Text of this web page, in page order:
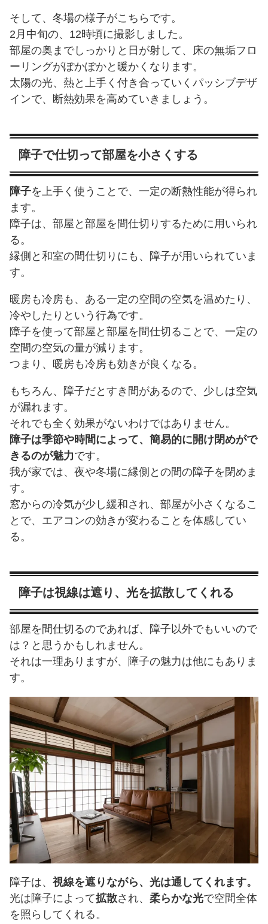
そして、冬場の様子がこちらです。
2月中旬の、12時頃に撮影しました。
部屋の奥までしっかりと日が射して、床の無垢フロ
ーリングがぽかぽかと暖かくなります。
太陽の光、熱と上手く付き合っていくパッシブデザ
インで、断熱効果を高めていきましょう。
障子で仕切って部屋を小さくする
障子を上手く使うことで、一定の断熱性能が得られ
ます。
障子は、部屋と部屋を間仕切りするために用いられ
る。
縁側と和室の間仕切りにも、障子が用いられていま
す。
暖房も冷房も、ある一定の空間の空気を温めたり、
冷やしたりという行為です。
障子を使って部屋と部屋を間仕切ることで、一定の
空間の空気の量が減ります。
つまり、暖房も冷房も効きが良くなる。
もちろん、障子だとすき間があるので、少しは空気
が漏れます。
それでも全く効果がないわけではありません。
障子は季節や時間によって、簡易的に開け閉めがで
きるのが魅力です。
我が家では、夜や冬場に縁側との間の障子を閉めま
す。
窓からの冷気が少し緩和され、部屋が小さくなるこ
とで、エアコンの効きが変わることを体感してい
る。
障子は視線は遮り、光を拡散してくれる
部屋を間仕切るのであれば、障子以外でもいいので
は？と思うかもしれません。
それは一理ありますが、障子の魅力は他にもありま
す。
障子は、 視線を遮りながら、光は通してくれます。
光は障子によって拡散され、 柔らかな光で空間全体
を照らしてくれる。